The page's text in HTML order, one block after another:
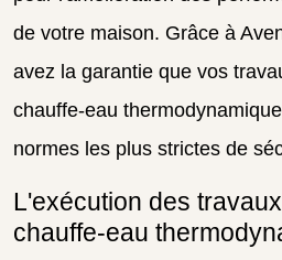
de votre maison. Grâce à
avez la garantie que vos
chauffe-eau
normes les plus strictes de
L'exécution des
chauffe-eau